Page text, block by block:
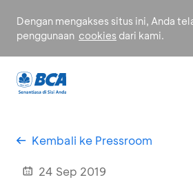
Dengan mengakses situs ini, Anda
penggunaan cookies dari kami.
Kembali ke Pressroom
24 Sep 2019